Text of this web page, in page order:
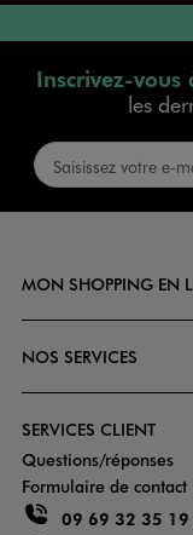
Inscrivez-
les
MON SHOPPING EN
NOS SERVICES
SERVICES CLIENT
Questions/réponses
Formulaire de contact
09 69 32 35 19